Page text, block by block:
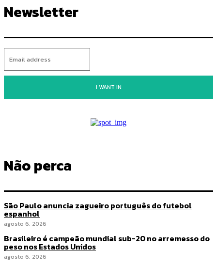
Newsletter
I WANT IN
Não perca
São Paulo anuncia zagueiro português do futebol
espanhol
agosto 6, 2026
Brasileiro é campeão mundial sub-20 no arremesso do
peso nos Estados Unidos
agosto 6, 2026